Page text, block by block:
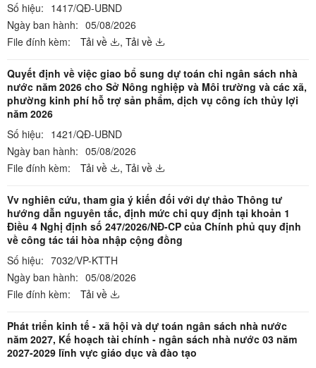
Số hiệu: 1417/QĐ-UBND
Ngày ban hành: 05/08/2026
File đính kèm:
Tải về , Tải về
Quyết định về việc giao bổ sung dự toán chi ngân sách nhà
nước năm 2026 cho Sở Nông nghiệp và Môi trường và các xã,
phường kinh phí hỗ trợ sản phẩm, dịch vụ công ích thủy lợi
năm 2026
Số hiệu: 1421/QĐ-UBND
Ngày ban hành: 05/08/2026
File đính kèm:
Tải về , Tải về
Vv nghiên cứu, tham gia ý kiến đối với dự thảo Thông tư
hướng dẫn nguyên tắc, định mức chi quy định tại khoản 1
Điều 4 Nghị định số 247/2026/NĐ-CP của Chính phủ quy định
về công tác tái hòa nhập cộng đồng
Số hiệu: 7032/VP-KTTH
Ngày ban hành: 05/08/2026
File đính kèm:
Tải về
Phát triển kinh tế - xã hội và dự toán ngân sách nhà nước
năm 2027, Kế hoạch tài chính - ngân sách nhà nước 03 năm
2027-2029 lĩnh vực giáo dục và đào tạo